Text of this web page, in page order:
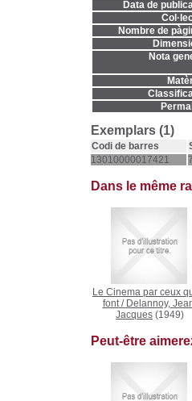
Data de
Nombre de
Nota
Exemplars (1)
Codi de barres
13010000017421
Dans le même
Le Cinema par ceux
font/ Delannoy,
Jacques (1949)
Peut-être